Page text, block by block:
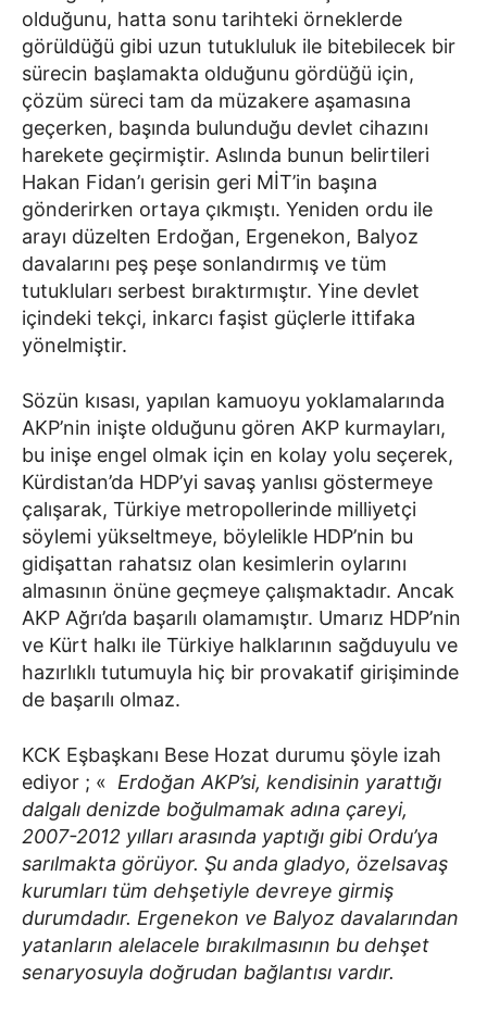
olduğunu, hatta sonu tarihteki örneklerde
görüldüğü gibi uzun tutukluluk ile bitebilecek bir
sürecin başlamakta olduğunu gördüğü için,
çözüm süreci tam da müzakere aşamasına
geçerken, başında bulunduğu devlet cihazını
harekete geçirmiştir. Aslında bunun belirtileri
Hakan Fidan’ı gerisin geri MİT’in başına
gönderirken ortaya çıkmıştı. Yeniden ordu ile
arayı düzelten Erdoğan, Ergenekon, Balyoz
davalarını peş peşe sonlandırmış ve tüm
tutukluları serbest bıraktırmıştır. Yine devlet
içindeki tekçi, inkarcı faşist güçlerle ittifaka
yönelmiştir.
Sözün kısası, yapılan kamuoyu yoklamalarında
AKP’nin inişte olduğunu gören AKP kurmayları,
bu inişe engel olmak için en kolay yolu seçerek,
Kürdistan’da HDP’yi savaş yanlısı göstermeye
çalışarak, Türkiye metropollerinde milliyetçi
söylemi yükseltmeye, böylelikle HDP’nin bu
gidişattan rahatsız olan kesimlerin oylarını
almasının önüne geçmeye çalışmaktadır. Ancak
AKP Ağrı’da başarılı olamamıştır. Umarız HDP’nin
ve Kürt halkı ile Türkiye halklarının sağduyulu ve
hazırlıklı tutumuyla hiç bir provakatif girişiminde
de başarılı olmaz.
KCK Eşbaşkanı Bese Hozat durumu şöyle izah
ediyor ; « Erdoğan AKP’si, kendisinin yarattığı
dalgalı denizde boğulmamak adına çareyi,
2007-2012 yılları arasında yaptığı gibi Ordu’ya
sarılmakta görüyor. Şu anda gladyo, özelsavaş
kurumları tüm dehşetiyle devreye girmiş
durumdadır. Ergenekon ve Balyoz davalarından
yatanların alelacele bırakılmasının bu dehşet
senaryosuyla doğrudan bağlantısı vardır.